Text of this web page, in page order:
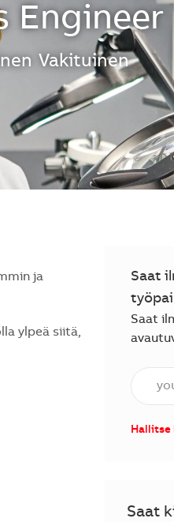
Engineer
Vakituinen
ja
ylpeä siitä,
Saat
Saat
Anna
Hallitse
Saat